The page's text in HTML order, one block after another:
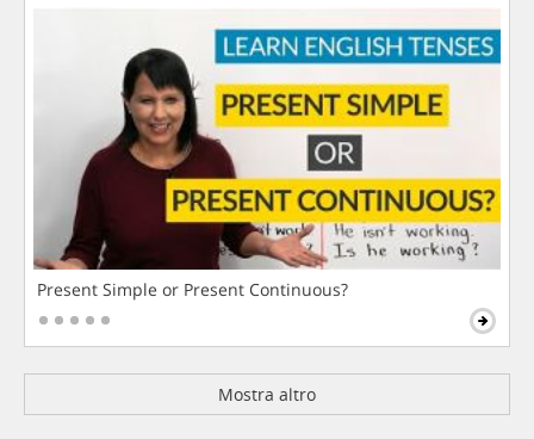
Present Simple or Present Continuous?
Mostra altro